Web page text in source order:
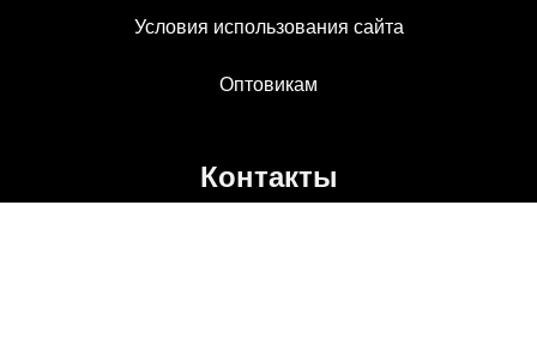
Условия использования сайта
Оптовикам
Контакты